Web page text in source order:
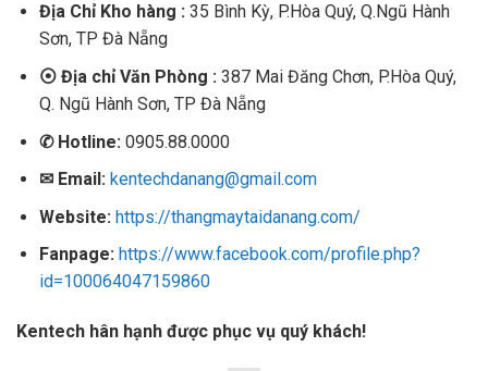
Địa Chỉ Kho hàng :35 Bình Kỳ, P.Hòa Quý, Q.Ngũ Hành
Sơn, TP Đà Nẵng
⦿Địa chỉ Văn Phòng : 387 Mai Đăng Chơn, P.Hòa Quý,
Q. Ngũ Hành Sơn, TP Đà Nẵng
✆Hotline: 0905.88.0000
✉Email: kentechdanang@gmail.com
Website: https://thangmaytaidanang.com/
Fanpage: https://www.facebook.com/profile.php?
id=100064047159860
Kentech hân hạnh được phục vụ quý khách!